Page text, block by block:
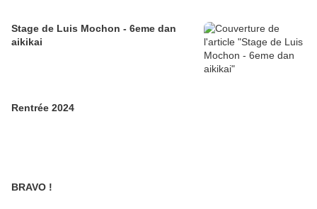
Stage de Luis Mochon - 6eme dan
aikikai
Rentrée 2024
BRAVO !